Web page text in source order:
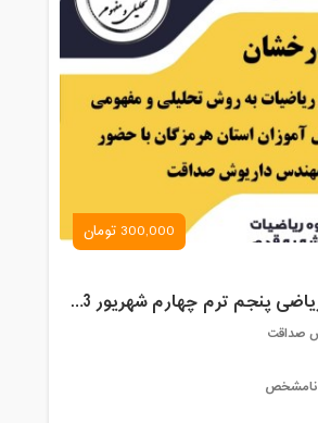
300,000 تومان
کلاس آنلاین ریاضی پنجم ترم چهارم شهریور 1403
صداقت
نامشخص